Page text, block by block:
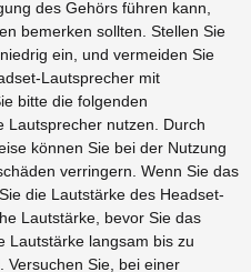
des Gehörs führen kann,
bemerken sollten. Stellen Sie
ein, und vermeiden Sie
Lautsprecher mit
bitte die folgenden
Lautsprecher nutzen. Durch
können Sie bei der Nutzung
verringern. Wenn Sie das
die Lautstärke des Headset-
Lautstärke, bevor Sie das
Lautstärke langsam bis zu
Versuchen Sie, bei einer